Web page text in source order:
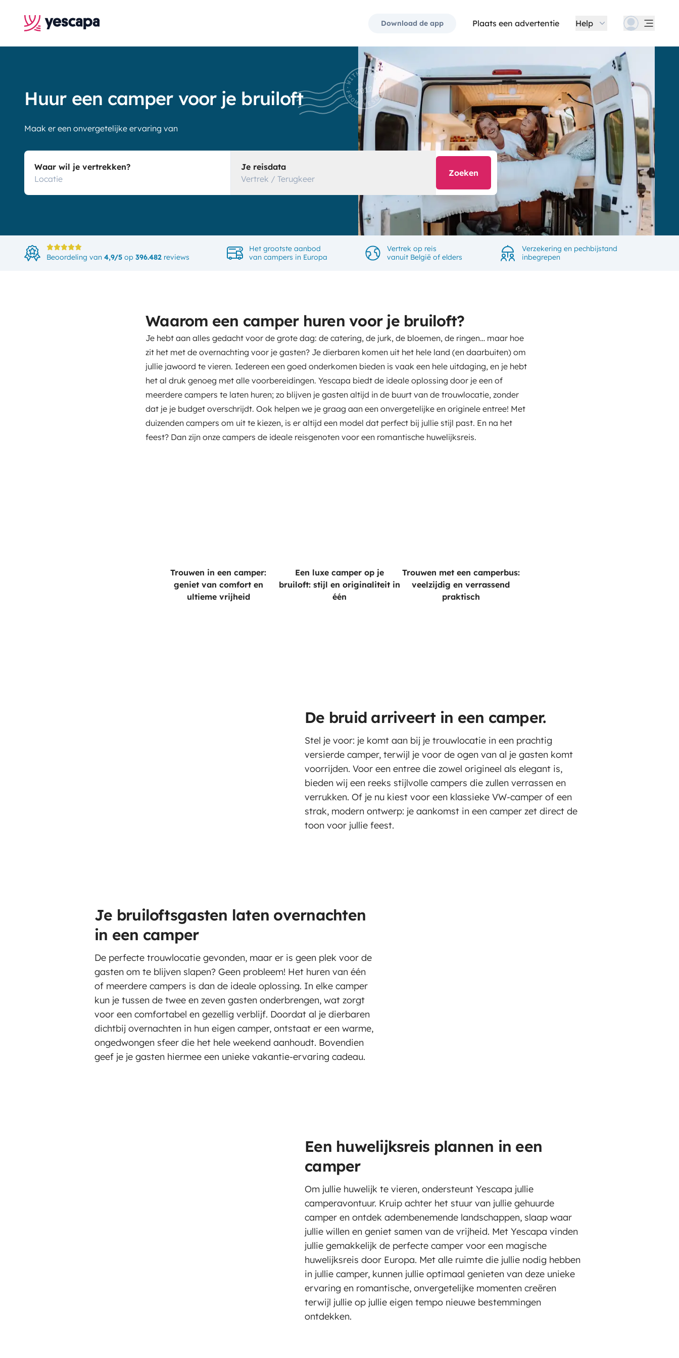
Download de app Plaats een advertentie Help
Huur een camper voor je bruiloft
Maak er een onvergetelijke ervaring van
Waar wil je vertrekken?
Je reisdata
Vertrek / Terugkeer
Zoeken
Beoordeling van 4,9/5 op 396.482 reviews
Het grootste aanbod
van campers in Europa
Vertrek op reis
vanuit België of elders
Verzekering en pechbijstand
inbegrepen
Waarom een camper huren voor je bruiloft?
Je hebt aan alles gedacht voor de grote dag: de catering, de jurk, de bloemen, de ringen… maar hoe
zit het met de overnachting voor je gasten? Je dierbaren komen uit het hele land (en daarbuiten) om
jullie jawoord te vieren. Iedereen een goed onderkomen bieden is vaak een hele uitdaging, en je hebt
het al druk genoeg met alle voorbereidingen. Yescapa biedt de ideale oplossing door je een of
meerdere campers te laten huren; zo blijven je gasten altijd in de buurt van de trouwlocatie, zonder
dat je je budget overschrijdt. Ook helpen we je graag aan een onvergetelijke en originele entree! Met
duizenden campers om uit te kiezen, is er altijd een model dat perfect bij jullie stijl past. En na het
feest? Dan zijn onze campers de ideale reisgenoten voor een romantische huwelijksreis.
Trouwen in een camper:
geniet van comfort en
ultieme vrijheid
Een luxe camper op je
bruiloft: stijl en originaliteit in
één
Trouwen met een camperbus:
veelzijdig en verrassend
praktisch
De bruid arriveert in een camper.
Stel je voor: je komt aan bij je trouwlocatie in een prachtig
versierde camper, terwijl je voor de ogen van al je gasten komt
voorrijden. Voor een entree die zowel origineel als elegant is,
bieden wij een reeks stijlvolle campers die zullen verrassen en
verrukken. Of je nu kiest voor een klassieke VW-camper of een
strak, modern ontwerp: je aankomst in een camper zet direct de
toon voor jullie feest.
Je bruiloftsgasten laten overnachten
in een camper
De perfecte trouwlocatie gevonden, maar er is geen plek voor de
gasten om te blijven slapen? Geen probleem! Het huren van één
of meerdere campers is dan de ideale oplossing. In elke camper
kun je tussen de twee en zeven gasten onderbrengen, wat zorgt
voor een comfortabel en gezellig verblijf. Doordat al je dierbaren
dichtbij overnachten in hun eigen camper, ontstaat er een warme,
ongedwongen sfeer die het hele weekend aanhoudt. Bovendien
geef je je gasten hiermee een unieke vakantie-ervaring cadeau.
Een huwelijksreis plannen in een
camper
Om jullie huwelijk te vieren, ondersteunt Yescapa jullie
camperavontuur. Kruip achter het stuur van jullie gehuurde
camper en ontdek adembenemende landschappen, slaap waar
jullie willen en geniet samen van de vrijheid. Met Yescapa vinden
jullie gemakkelijk de perfecte camper voor een magische
huwelijksreis door Europa. Met alle ruimte die jullie nodig hebben
in jullie camper, kunnen jullie optimaal genieten van deze unieke
ervaring en romantische, onvergetelijke momenten creëren
terwijl jullie op jullie eigen tempo nieuwe bestemmingen
ontdekken.